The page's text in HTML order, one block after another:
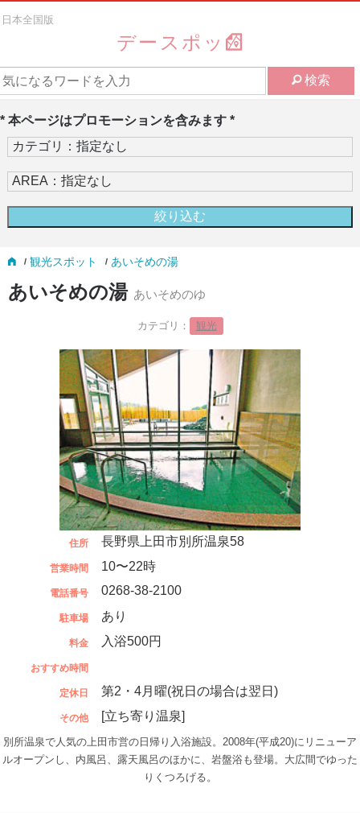
日本全国版
デースポッ
検索
* 本ページはプロモーションを含みます *
観光スポット あいそめの湯
あいそめの湯 あいそめのゆ
カテゴリ： 観光
住所 長野県上田市別所温泉58
営業時間 10〜22時
電話番号 0268-38-2100
駐車場 あり
料金 入浴500円
おすすめ時間
定休日 第2・4月曜(祝日の場合は翌日)
その他 [立ち寄り温泉]
別所温泉で人気の上田市営の日帰り入浴施設。2008年(平成20)にリニューア
ルオープンし、内風呂、露天風呂のほかに、岩盤浴も登場。大広間でゆった
りくつろげる。